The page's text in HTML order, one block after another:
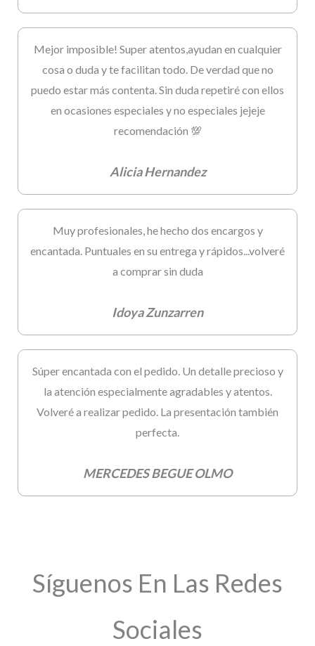
Mejor imposible! Super atentos,ayudan en cualquier
cosa o duda y te facilitan todo. De verdad que no
puedo estar más contenta. Sin duda repetiré con ellos
en ocasiones especiales y no especiales jejeje
recomendación 💯
Alicia Hernandez
Muy profesionales, he hecho dos encargos y
encantada. Puntuales en su entrega y rápidos...volveré
a comprar sin duda
Idoya Zunzarren
Súper encantada con el pedido. Un detalle precioso y
la atención especialmente agradables y atentos.
Volveré a realizar pedido. La presentación también
perfecta.
MERCEDES BEGUE OLMO
Síguenos En Las Redes
Sociales